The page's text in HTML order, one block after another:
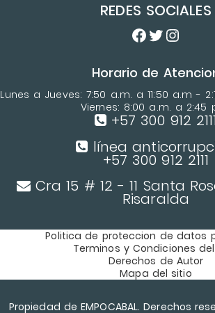
REDES SOCIALES
Horario de
Lunes a Jueves: 7:50 a.m. a 11:50 a.m -
Viernes: 8:00 a.m. a 2:45
+57 300 912
línea
+57 300 912 2111
Cra 15 # 12 - 11 Santa
Risaralda
Politica de proteccion de datos
Terminos y Condiciones
Derechos de Autor
Mapa del sitio
Propiedad de EMPOCABAL. Derechos